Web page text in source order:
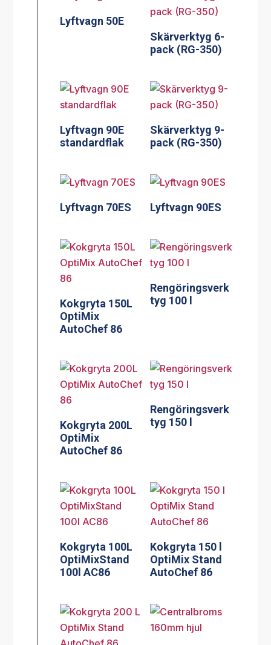
Lyftvagn 50E
Skärverktyg 6-
pack (RG-350)
Lyftvagn 90E
standardflak
Skärverktyg 9-
pack (RG-350)
Lyftvagn 70ES Lyftvagn 90ES
Kokgryta 150L
OptiMix
AutoChef 86
Rengöringsverk
tyg 100 l
Kokgryta 200L
OptiMix
AutoChef 86
Rengöringsverk
tyg 150 l
Kokgryta 100L
OptiMixStand
100l AC86
Kokgryta 150 l
OptiMix Stand
AutoChef 86